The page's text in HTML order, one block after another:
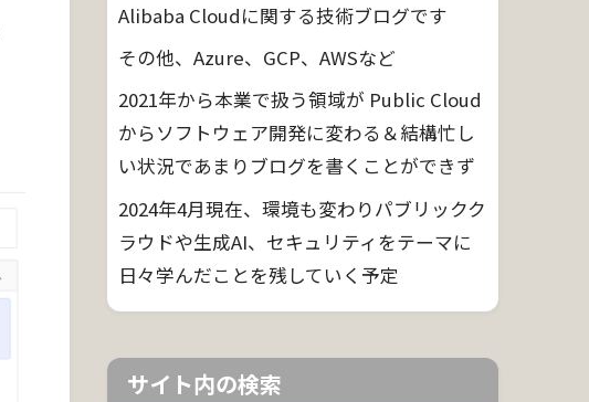
Alibaba Cloudに関する技術ブログです
その他、Azure、GCP、AWSなど
2021年から本業で扱う領域が Public Cloud
からソフトウェア開発に変わる＆結構忙し
い状況であまりブログを書くことができず
2024年4月現在、環境も変わりパブリックク
ラウドや生成AI、セキュリティをテーマに
日々学んだことを残していく予定
サイト内の検索